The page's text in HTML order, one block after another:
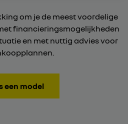
om je de meest voordelige
financieringsmogelijkheden
en met nuttig advies voor
een model